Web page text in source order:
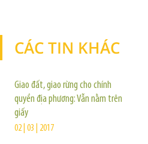
CÁC TIN KHÁC
Giao đất, giao rừng cho chính
quyền địa phương: Vẫn nằm trên
giấy
02 | 03 | 2017